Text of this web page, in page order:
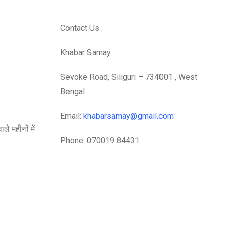
महीनों में
Contact Us :
Khabar Samay
Sevoke Road, Siliguri – 734001 , West
Bengal
Email: khabarsamay@gmail.com
Phone: 070019 84431